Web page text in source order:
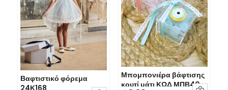
Βαφτιστικό φόρεμα
24Κ168
Μπομπονιέρα βάφτισης
κουτί μάτι ΚΩΔ ΜΠΒ40